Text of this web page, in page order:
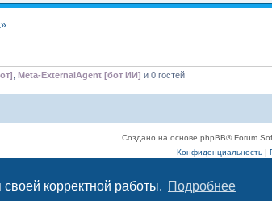
корректной работы. Подробнее
Meta-ExternalAgent [бот ИИ] и 0 гостей
Создано на основе phpBB® Forum
Конфиденциальность|